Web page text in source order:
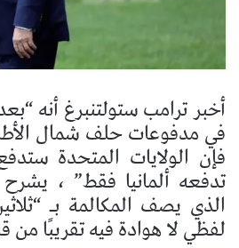
أخبر ترامب ستولتنبرغ أنه
في مدفوعات حلف شمال
فإن الولايات المتحدة
تدفعه ألمانيا فقط” ،
الذي يصف المكالمة بـ
لفظي لا هوادة فيه تقريبًا من